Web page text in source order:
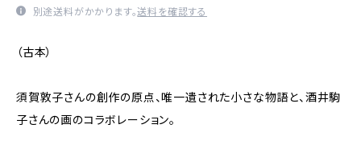
別途送料がかかります。送料を確認する
（古本）
須賀敦子さんの創作の原点、唯一遺された小さな物語と、酒井駒
子さんの画のコラボレーション。